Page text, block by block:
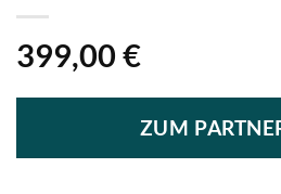
399,00 €
ZUM